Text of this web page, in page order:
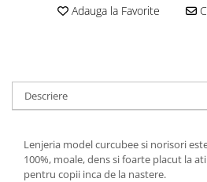
Babynest
Albe
Botez
Botez Baieti
Paturi Rabatabile
Lenjerii
Ghiozdane
cu Elastic
Canapea
Cu Memorie
Decorative
Gravide
Fetite
Ieftine
Cearceaf Plaja
Adauga la Favorite
Descriere
Lenjeria model curcubee si norisori
100%, moale, dens si foarte placut la
pentru copii inca de la nastere.